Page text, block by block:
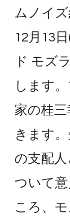
ムノイ
12月13
ド モズ
します
家の桂
きます
の支配
ついて
ころ、